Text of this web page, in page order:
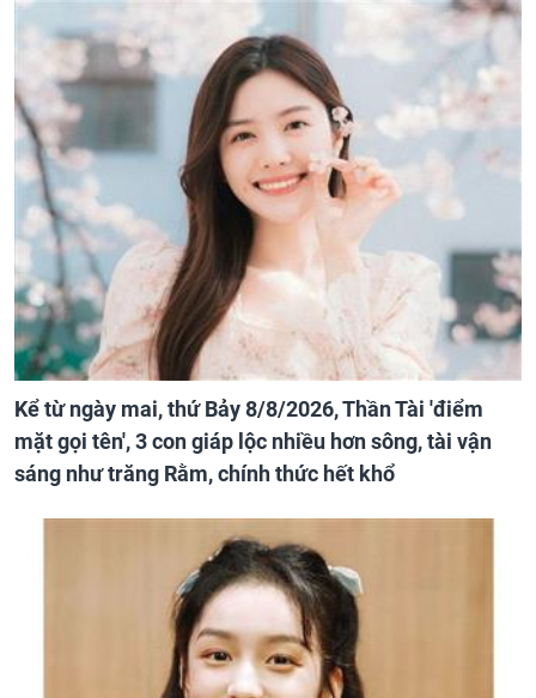
Kể từ ngày mai, thứ Bảy 8/8/2026, Thần Tài 'điểm
mặt gọi tên', 3 con giáp lộc nhiều hơn sông, tài vận
sáng như trăng Rằm, chính thức hết khổ